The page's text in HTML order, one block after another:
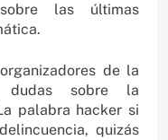
las últimas
de la
dudas sobre la
palabra hacker si
quizás